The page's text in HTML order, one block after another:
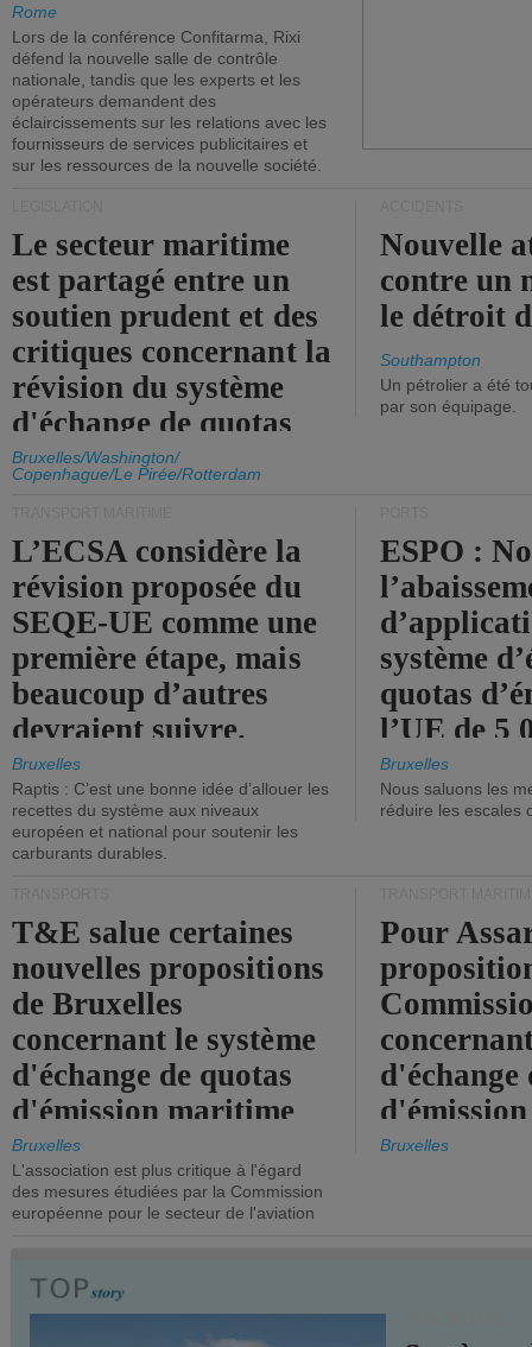
Rome
Lors de la conférence Confitarma, Rixi
défend la nouvelle salle de contrôle
nationale, tandis que les experts et les
opérateurs demandent des
éclaircissements sur les relations avec les
fournisseurs de services publicitaires et
sur les ressources de la nouvelle société.
Le secteur maritime
est partagé entre un
soutien prudent et des
critiques concernant la
révision du système
d'échange de quotas
d'émission de l'UE.
Bruxelles/Washington/
Copenhague/Le Pirée/Rotterdam
Nouvelle
contre un
le détroit
Southampton
Un pétrolier a été
par son équipage.
L’ECSA considère la
révision proposée du
SEQE-UE comme une
première étape, mais
beaucoup d’autres
devraient suivre.
Bruxelles
Raptis : C’est une bonne idée d’allouer les
recettes du système aux niveaux
européen et national pour soutenir les
carburants durables.
ESPO :
système
quotas
l’UE de 5
tonneaux
brute.
Bruxelles
Nous saluons les
réduire les escales
T&E salue certaines
nouvelles propositions
de Bruxelles
concernant le système
d'échange de quotas
d'émission maritime
de l'UE.
Bruxelles
L'association est plus critique à l'égard
des mesures étudiées par la Commission
européenne pour le secteur de l'aviation
Pour
d'échange
timide,
Bruxelles